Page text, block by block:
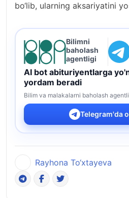
bo‘lib, ularning aksariyatini
Bilimni
baholash
agentligi
AI bot abituriyentlarga
yordam beradi
Bilim va malakalarni baholash
Telegram'da
Rayhona To‘xtayeva